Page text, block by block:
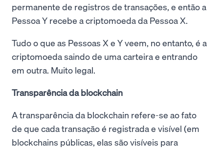
permanente de registros de transações, e então a
Pessoa Y recebe a criptomoeda da Pessoa X.
Tudo o que as Pessoas X e Y veem, no entanto, é a
criptomoeda saindo de uma carteira e entrando
em outra. Muito legal.
Transparência da blockchain
A transparência da blockchain refere-se ao fato
de que cada transação é registrada e visível (em
blockchains públicas, elas são visíveis para